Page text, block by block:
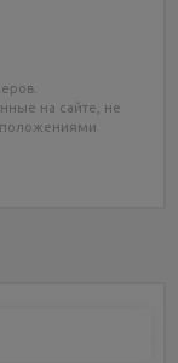
на сайте, не